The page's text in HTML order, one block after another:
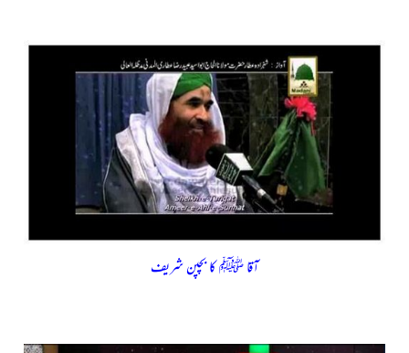
آقا ﷺ کا بچپن شریف